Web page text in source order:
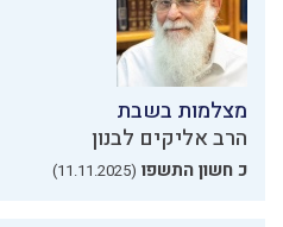
מצלמות בשבת
הרב אליקים לבנון
כ חשון התשפו (11.11.2025)